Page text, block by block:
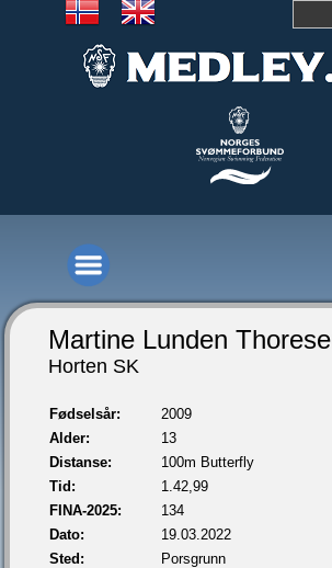
Martine Lunden
Horten SK
Fødselsår:
2009
Alder:
13
Distanse:
100m Butterfly
Tid:
1.42,99
FINA-2025:
134
Dato:
19.03.2022
Sted:
Porsgrunn